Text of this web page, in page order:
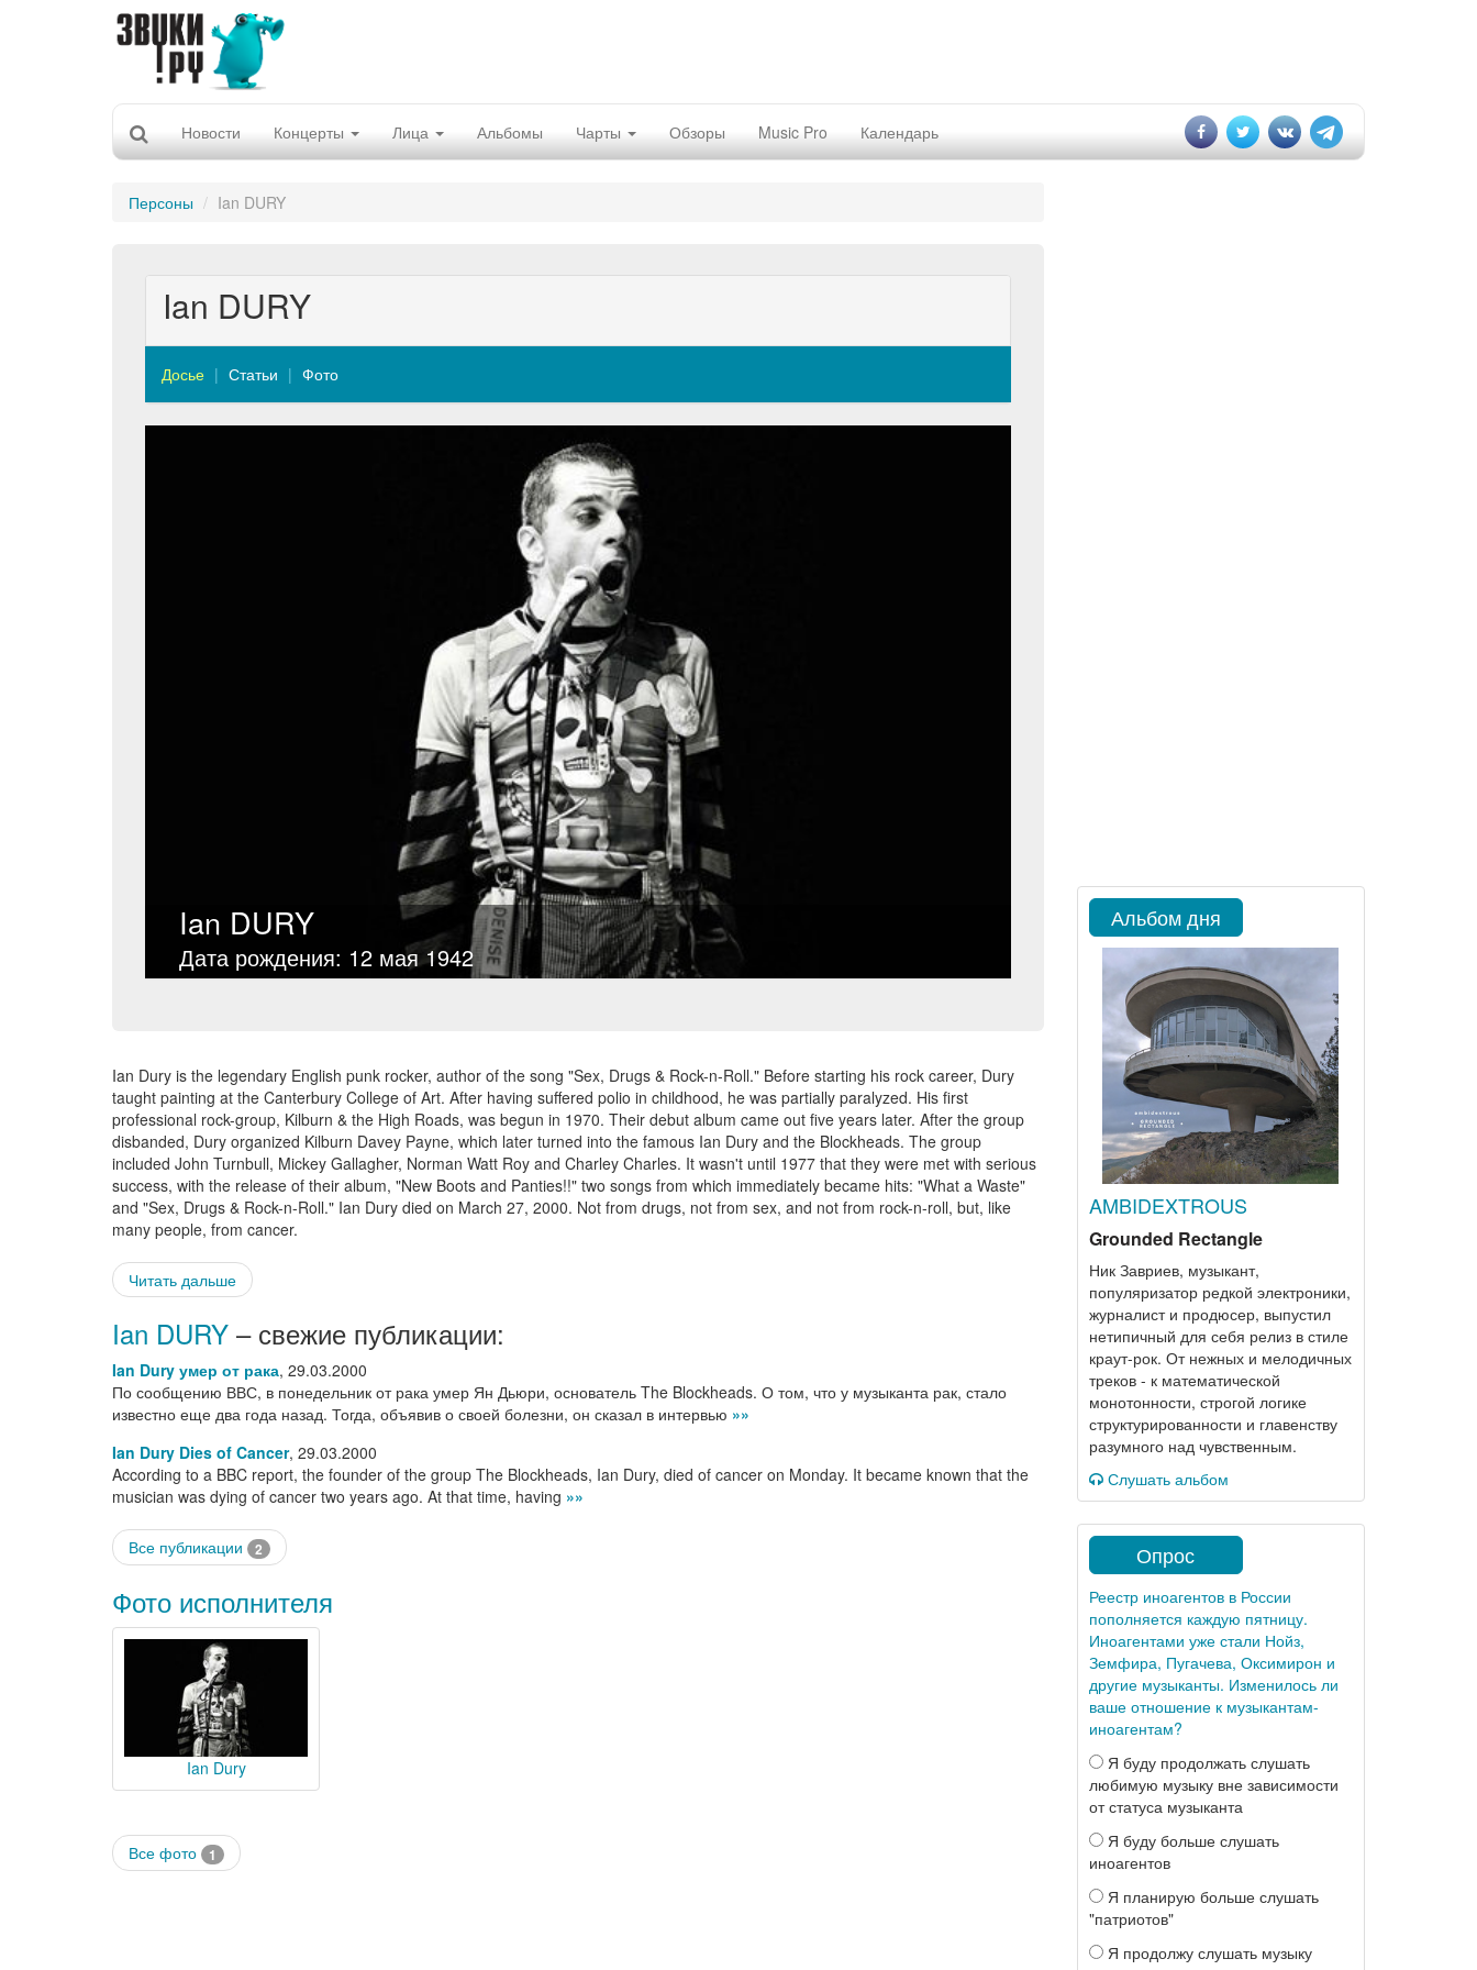
Новости Концерты Лица Альбомы Чарты Обзоры Music Pro Календарь
Персоны Ian DURY
Ian DURY
Досье Статьи Фото
Ian DURY
Дата рождения: 12 мая 1942
Ian Dury is the legendary English punk rocker, author of the song "Sex, Drugs & Rock-n-Roll." Before starting his rock career, Dury
taught painting at the Canterbury College of Art. After having suffered polio in childhood, he was partially paralyzed. His first
professional rock-group, Kilburn & the High Roads, was begun in 1970. Their debut album came out five years later. After the group
disbanded, Dury organized Kilburn Davey Payne, which later turned into the famous Ian Dury and the Blockheads. The group
included John Turnbull, Mickey Gallagher, Norman Watt Roy and Charley Charles. It wasn't until 1977 that they were met with serious
success, with the release of their album, "New Boots and Panties!!" two songs from which immediately became hits: "What a Waste"
and "Sex, Drugs & Rock-n-Roll." Ian Dury died on March 27, 2000. Not from drugs, not from sex, and not from rock-n-roll, but, like
many people, from cancer.
Читать дальше
Ian DURY – свежие публикации:
Ian Dury умер от рака, 29.03.2000
По сообщению ВВС, в понедельник от рака умер Ян Дьюри, основатель The Blockheads. О том, что у музыканта рак, стало
известно еще два года назад. Тогда, объявив о своей болезни, он сказал в интервью »»
Ian Dury Dies of Cancer, 29.03.2000
According to a BBC report, the founder of the group The Blockheads, Ian Dury, died of cancer on Monday. It became known that the
musician was dying of cancer two years ago. At that time, having »»
Все публикации 2
Фото исполнителя
Ian Dury
Все фото 1
Альбом дня
AMBIDEXTROUS
Grounded Rectangle
Ник Завриев, музыкант,
популяризатор редкой электроники,
журналист и продюсер, выпустил
нетипичный для себя релиз в стиле
краут-рок. От нежных и мелодичных
треков - к математической
монотонности, строгой логике
структурированности и главенству
разумного над чувственным.
Слушать альбом
Опрос
Реестр иноагентов в России
пополняется каждую пятницу.
Иноагентами уже стали Нойз,
Земфира, Пугачева, Оксимирон и
другие музыканты. Изменилось ли
ваше отношение к музыкантам-
иноагентам?
Я буду продолжать слушать
любимую музыку вне зависимости
от статуса музыканта
Я буду больше слушать
иноагентов
Я планирую больше слушать
"патриотов"
Я продолжу слушать музыку